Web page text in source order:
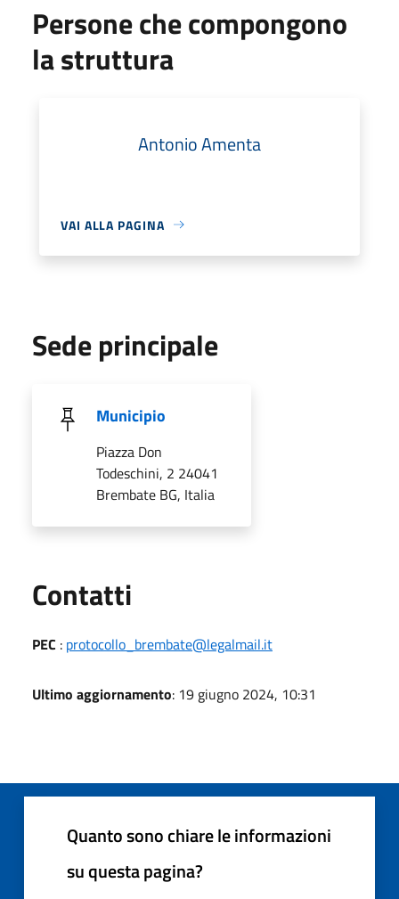
Persone che compongono
la struttura
Antonio Amenta
VAI ALLA PAGINA
Sede principale
Municipio
Piazza Don
Todeschini, 2 24041
Brembate BG, Italia
Contatti
PEC : protocollo_brembate@legalmail.it
Ultimo aggiornamento: 19 giugno 2024, 10:31
Quanto sono chiare le informazioni
su questa pagina?